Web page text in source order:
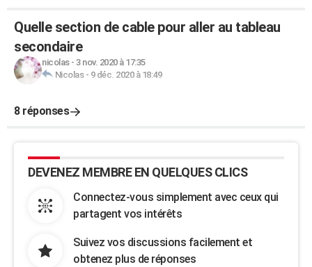
Quelle section de cable pour aller au tableau
secondaire
nicolas- 3 nov. 2020 à 17:35
Nicolas- 9 déc. 2020 à 18:49
8 réponses
DEVENEZ MEMBRE EN QUELQUES CLICS
Connectez-vous simplement avec ceux qui
partagent vos intérêts
Suivez vos discussions facilement et
obtenez plus de réponses